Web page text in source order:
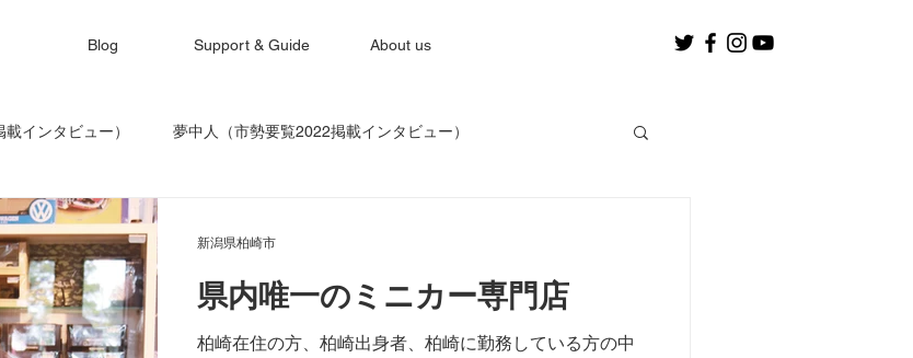
Blog Support & Guide About us
インタビュー） 夢中人（市勢要覧2022掲載インタビュー）
地域おこし協力隊
新潟工科大学キャンパスLIFE県内唯一のミニカー専門店
柏崎在住の方、柏崎出身者、柏崎に勤務している方の中
新潟県柏崎市